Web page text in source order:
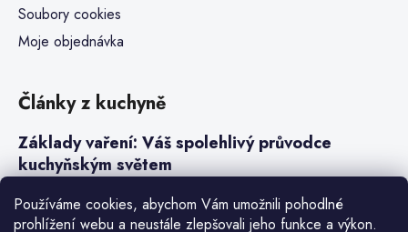
Používáme cookies, abychom Vám umožnili pohodlné
prohlížení webu a neustále zlepšovali jeho funkce a výkon.
Soubory cookies
Moje objednávka
Články z kuchyně
Základy vaření: Váš spolehlivý průvodce
kuchyňským světem
Steaky a sous-vide vaření